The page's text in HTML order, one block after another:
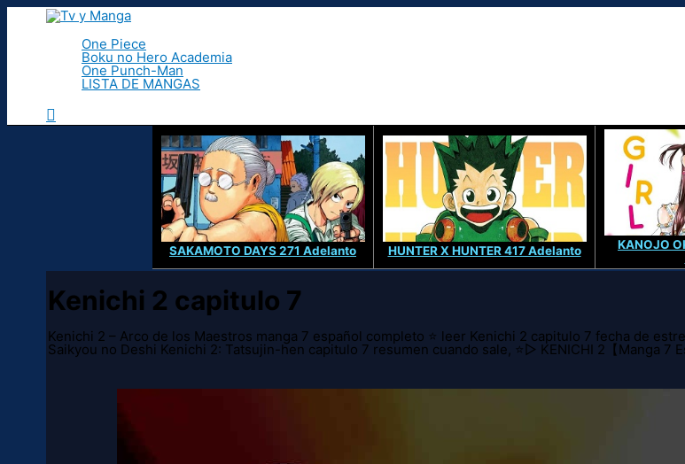
Ir
One Piece
Boku no Hero Academia
One Punch-Man
LISTA DE MANGAS
Buscar
SAKAMOTO DAYS 271 Adelanto HUNTER X HUNTER 417 Adelanto
KANOJO
Kenichi 2 capitulo 7
Kenichi 2 – Arco de los Maestros manga 7 español completo ⭐ leer Kenichi 2 capitulo 7 fecha de
Saikyou no Deshi Kenichi 2: Tatsujin-hen capitulo 7 resumen cuando sale, ⭐▷ KENICHI 2【Manga 7